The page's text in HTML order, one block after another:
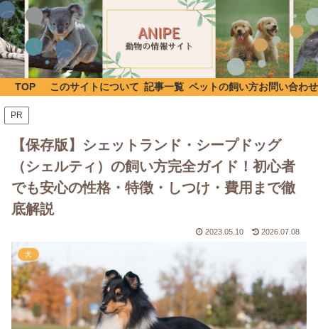
TOP このサイトについて 記事一覧 ペットの飼い方お問い合わせ
PR
【保存版】シェットランド・シープドッグ
（シェルティ）の飼い方完全ガイド！初心者
でも安心の性格・特徴・しつけ・費用まで徹
底解説
2023.05.10 2026.07.08
犬